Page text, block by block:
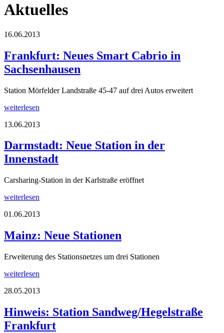
Aktuelles
16.06.2013
Frankfurt: Neues Smart Cabrio in
Sachsenhausen
Station Mörfelder Landstraße 45-47 auf drei Autos erweitert
weiterlesen
13.06.2013
Darmstadt: Neue Station in der
Innenstadt
Carsharing-Station in der Karlstraße eröffnet
weiterlesen
01.06.2013
Mainz: Neue Stationen
Erweiterung des Stationsnetzes um drei Stationen
weiterlesen
28.05.2013
Hinweis: Station Sandweg/Hegelstraße
Frankfurt